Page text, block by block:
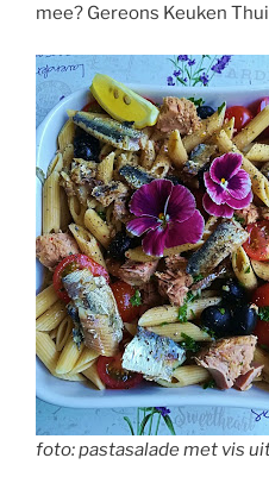
mee? Gereons Keuken
foto: pastasalade met vis